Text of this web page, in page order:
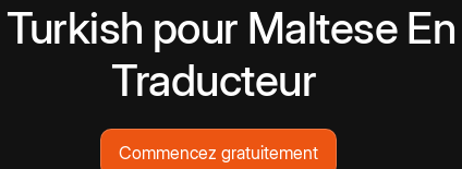
Turkish pour Maltese
Traducteur
Commencez gratuitement